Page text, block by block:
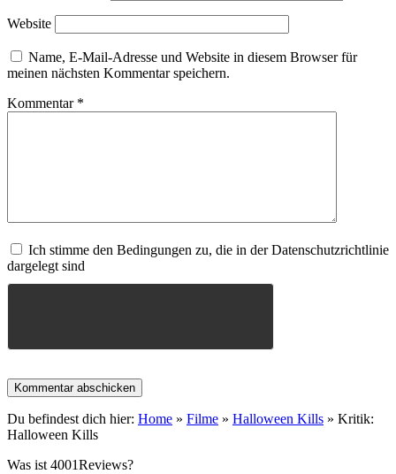
Website
Name, E-Mail-Adresse und Website in diesem Browser für
meinen nächsten Kommentar speichern.
Kommentar *
Ich stimme den Bedingungen zu, die in der Datenschutzrichtlinie
dargelegt sind
Du befindest dich hier: Home » Filme » Halloween Kills » Kritik:
Halloween Kills
Was ist 4001Reviews?